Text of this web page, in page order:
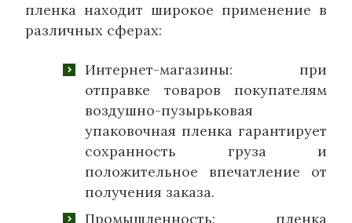
пленка находит широкое применение в
различных сферах:
Интернет-магазины: при
отправке товаров покупателям
воздушно-пузырьковая
упаковочная пленка гарантирует
сохранность груза и
положительное впечатление от
получения заказа.
Промышленность: пленка